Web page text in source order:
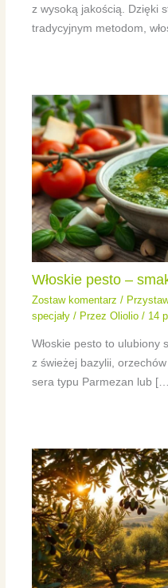
z wysoką jakością. Dzięki
tradycyjnym metodom,
Włoskie pesto –
Zostaw komentarz /
specjały / Przez Oliolio/ 14
Włoskie pesto to ulubiony
z świeżej bazylii,
sera typu Parmezan lub